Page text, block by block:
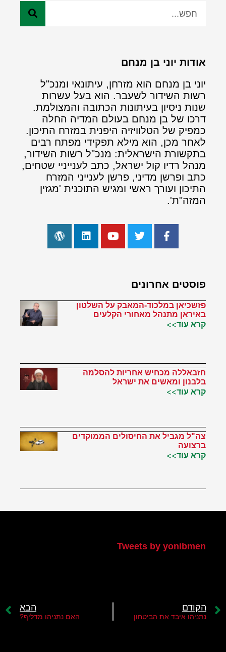
אודות יוני בן מנחם
יוני בן מנחם הוא מזרחן, עיתונאי ומנכ"ל
רשות השידור לשעבר. הוא בעל עשרות
שנות ניסיון בעיתונות הכתובה והמצולמת.
דרכו של בן מנחם בעולם המדיה החלה
כמפיק של הטלוויזיה היפנית במזרח התיכון.
לאחר מכן, הוא מילא תפקידי מפתח רבים
בתקשורת הישראלית: מנכ"ל רשות השידור,
מנהל רדיו קול ישראל, כתב לענייניי שטחים,
כתב ופרשן מדיני, פרשן לענייני המזרח
התיכון ועורך ראשי ומגיש התוכנית 'מגזין
המזה"ת'.
פוסטים אחרונים
פזשכיאן במלכוד-המאבק על השלטון
באיראן מתנהל מאחורי הקלעים
קרא עוד>>
חזבאללה מכחיש אחריות להסלמה
בלבנון ומאשים את ישראל
קרא עוד>>
צה"ל מגביל את החיסולים הממוקדים
ברצועה
קרא עוד>>
Tweets by yonibmen
הקודם
נתניהו איבד את הביטחון
הבא
האם נתניהו מדליף?